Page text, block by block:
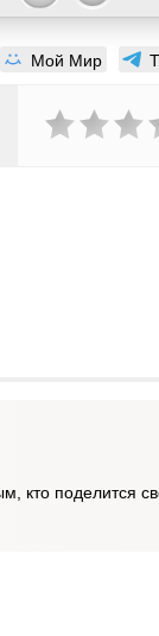
Мой Мир
кто поделится